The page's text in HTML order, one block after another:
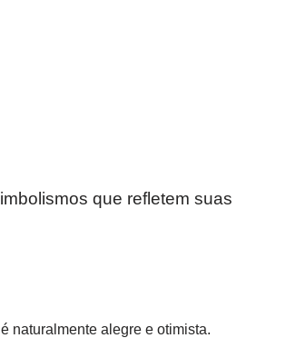
que refletem suas
naturalmente alegre e otimista.